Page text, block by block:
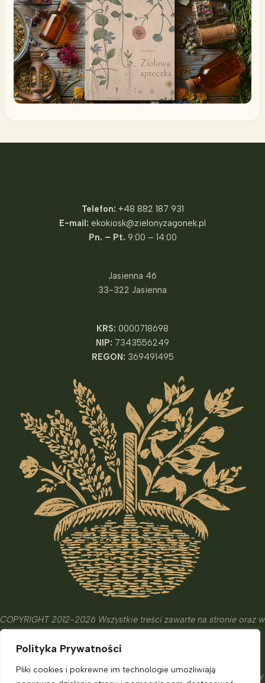
Polityka Prywatności
Pliki cookies i pokrewne im technologie umożliwiają
Telefon: +48 882 187 931
E-mail: ekokiosk@zielonyzagonek.pl
Pn. – Pt. 9:00 – 14:00
Jasienna 46
33-322 Jasienna
KRS: 0000718698
NIP: 7343556249
REGON: 369491495
COPYRIGHT 2012-2026 Wszystkie treści zawarte na stronie oraz w
edukacyjny, informacyjny oraz hobbistyczny.
chorobom. Nie zastąpią one porady eksperta, o którą powinniśmy